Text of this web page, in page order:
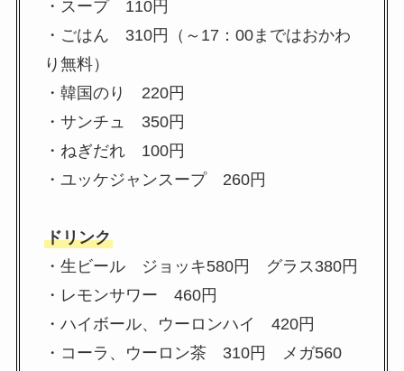
・スープ 110円
・ごはん 310円（～17：00まではおかわ
り無料）
・韓国のり 220円
・サンチュ 350円
・ねぎだれ 100円
・ユッケジャンスープ 260円
ドリンク
・生ビール ジョッキ580円 グラス380円
・レモンサワー 460円
・ハイボール、ウーロンハイ 420円
・コーラ、ウーロン茶 310円 メガ560